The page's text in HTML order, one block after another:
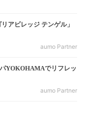
アビレッジ テンゲル」
aumo Partner
YOKOHAMAでリフレッ
aumo Partner